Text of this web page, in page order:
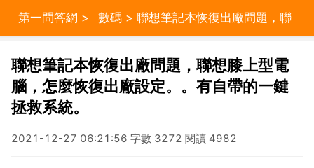
第一問答網 > 數碼 > 聯想筆記本恢復出廠問題，聯
想膝上型電腦，怎麼恢復出廠設定。。有自帶的一鍵拯
救系統。
聯想筆記本恢復出廠問題，聯想膝上型電
腦，怎麼恢復出廠設定。。有自帶的一鍵
拯救系統。
2021-12-27 06:21:56 字數 3272 閱讀 4982